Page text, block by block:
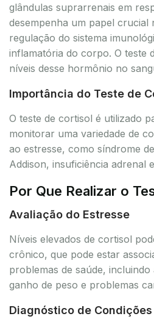
glândulas suprarrenais em
desempenha um papel crucial
regulação do sistema
inflamatória do corpo. O teste
níveis desse hormônio no
Importância do Teste de
O teste de cortisol é utilizado
monitorar uma variedade de
ao estresse, como síndrome
Addison, insuficiência adrenal
Por Que Realizar o
Avaliação do Estresse
Níveis elevados de cortisol
crônico, que pode estar
problemas de saúde, incluindo
ganho de peso e problemas
Diagnóstico de Condições